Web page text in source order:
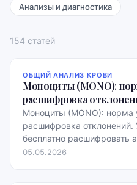
Анализы и диагностика
154 статей
ОБЩИЙ АНАЛИЗ КРОВИ
Моноциты (MONO):
расшифровка
Моноциты (MONO): норма
расшифровка отклонений.
бесплатно расшифровать
норм.
05.05.2026